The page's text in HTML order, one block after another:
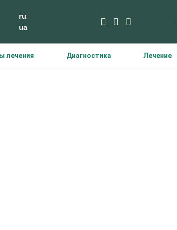
ru
ua
лечения Диагностика Лечение